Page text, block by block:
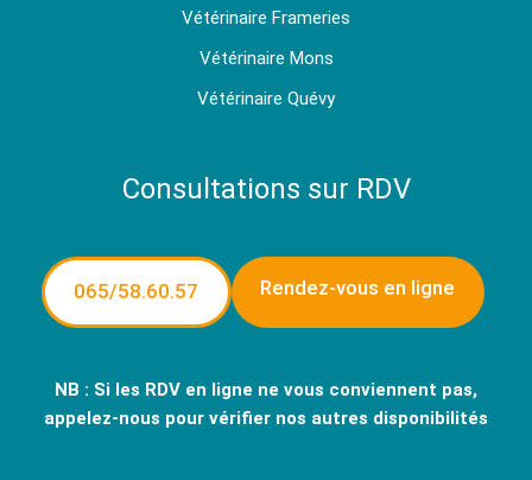
Vétérinaire Frameries
Vétérinaire Mons
Vétérinaire Quévy
Consultations sur RDV
065/58.60.57 Rendez-vous en ligne
NB : Si les RDV en ligne ne vous conviennent pas,
appelez-nous pour vérifier nos autres disponibilités